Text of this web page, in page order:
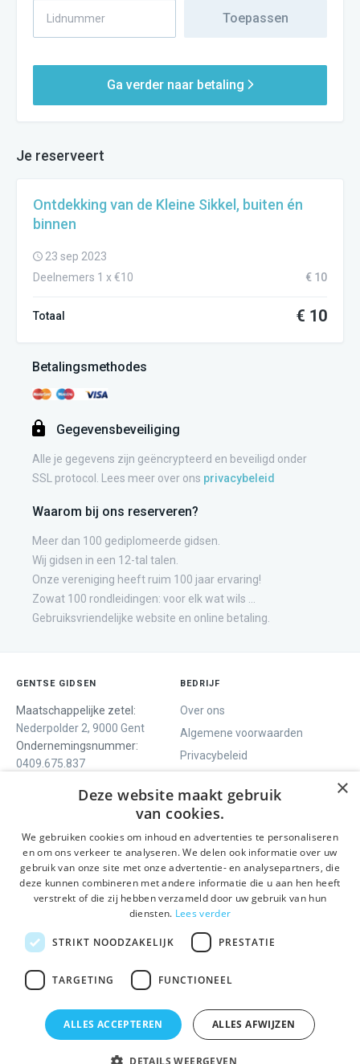
Toepassen
Ga verder naar betaling
Je reserveert
Ontdekking van de Kleine Sikkel, buiten én
binnen
23 sep 2023
Deelnemers 1 x €10
€ 10
Totaal € 10
Betalingsmethodes
Gegevensbeveiliging
Alle je gegevens zijn geëncrypteerd en beveiligd onder
SSL protocol. Lees meer over ons privacybeleid
Waarom bij ons reserveren?
Meer dan 100 gediplomeerde gidsen.
Wij gidsen in een 12-tal talen.
Onze vereniging heeft ruim 100 jaar ervaring!
Zowat 100 rondleidingen: voor elk wat wils ...
Gebruiksvriendelijke website en online betaling.
GENTSE GIDSEN
Maatschappelijke zetel:
Nederpolder 2, 9000 Gent
Ondernemingsnummer:
0409.675.837
BEDRIJF
Over ons
Algemene voorwaarden
Privacybeleid
ONS AANBOD
Rondleidingen
Dagprogramma
Activiteiten
SOCIALS
Facebook
Instagram
LinkedIn
BLIJF OP DE HOOGTE
Verzenden
×
Deze website maakt gebruik
van cookies.
We gebruiken cookies om inhoud en advertenties te personaliseren
en om ons verkeer te analyseren. We delen ook informatie over uw
gebruik van onze site met onze advertentie- en analysepartners, die
deze kunnen combineren met andere informatie die u aan hen heeft
verstrekt of die zij hebben verzameld door uw gebruik van hun
diensten. Lees verder
STRIKT NOODZAKELIJK PRESTATIE
TARGETING FUNCTIONEEL
ALLES ACCEPTEREN ALLES AFWIJZEN
DETAILS WEERGEVEN